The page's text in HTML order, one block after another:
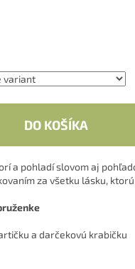
DO KOŠÍKA
a pohladí slovom aj
za všetku lásku,
a darčekovú krabičku